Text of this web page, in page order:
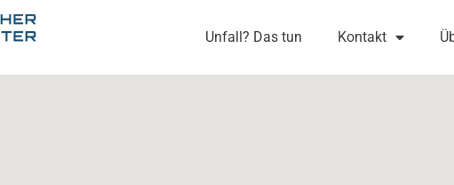
Unfall? Das tun Kontakt